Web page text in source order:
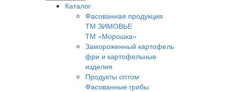
Каталог
Фасованная продукция
ТМ ЗИМОВЬЕ
ТМ «Морошка»
Замороженный картофель
фри и картофельные
изделия
Продукты оптом
Фасованные грибы